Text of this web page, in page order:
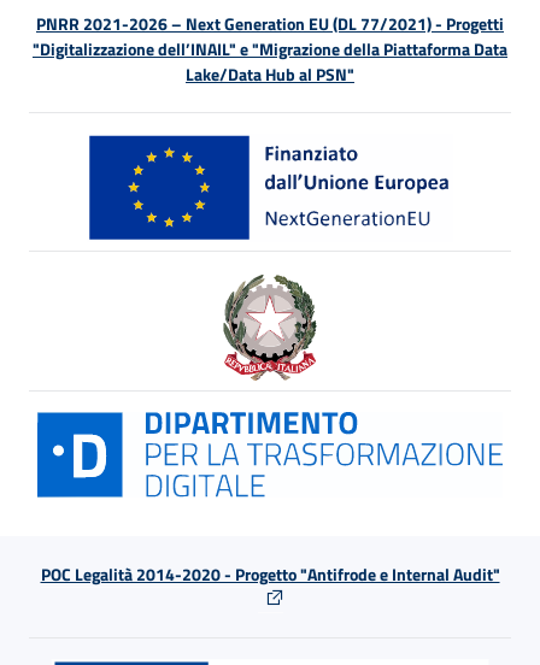
PNRR 2021-2026 – Next Generation EU (DL 77/2021) - Progetti
"Digitalizzazione dell’INAIL" e "Migrazione della Piattaforma Data
Lake/Data Hub al PSN"
POC Legalità 2014-2020 - Progetto "Antifrode e Internal Audit"